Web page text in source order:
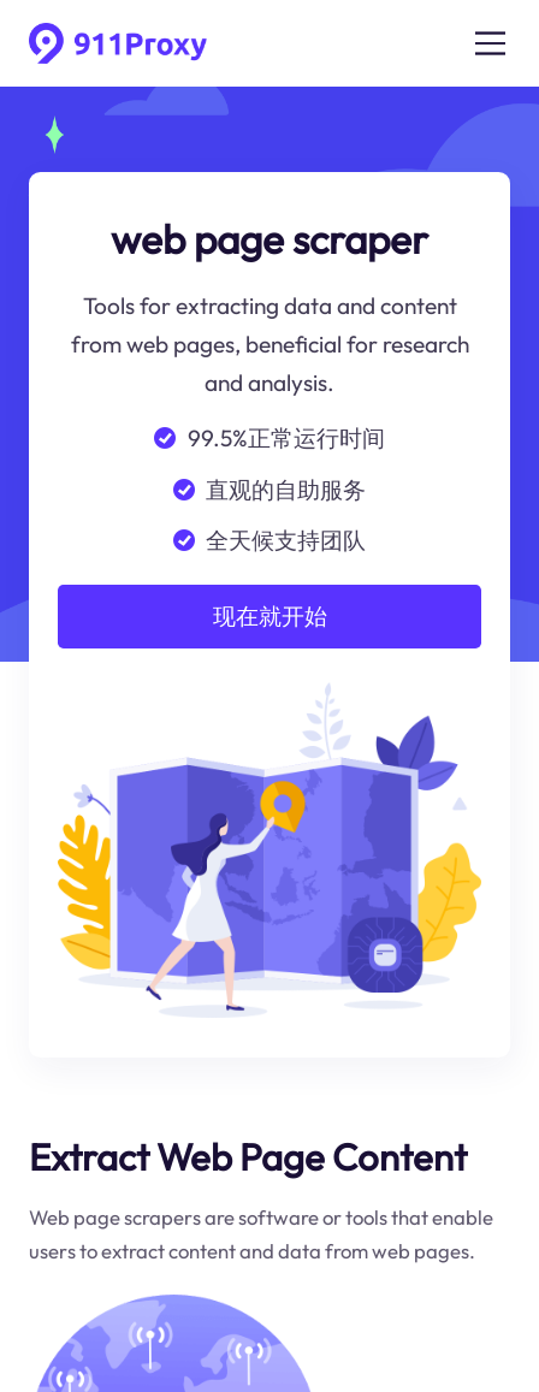
web page scraper
Tools for extracting data and content
from web pages, beneficial for research
and analysis.
99.5%正常运行时间
直观的自助服务
全天候支持团队
现在就开始
Extract Web Page Content
Web page scrapers are software or tools that enable
users to extract content and data from web pages.